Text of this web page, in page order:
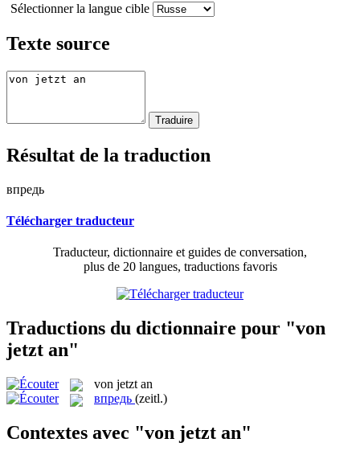
Sélectionner la langue cible
Texte source
Résultat de la traduction
впредь
Télécharger traducteur
Traducteur, dictionnaire et guides de conversation,
plus de 20 langues, traductions favoris
Traductions du dictionnaire pour "von
jetzt an"
von jetzt an
впредь (zeitl.)
Contextes avec "von jetzt an"